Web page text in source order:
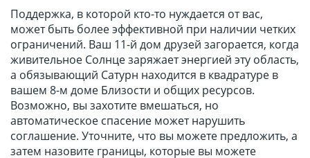
Поддержка, в которой кто-то нуждается от вас,
может быть более эффективной при наличии четких
ограничений. Ваш 11-й дом друзей загорается, когда
живительное Солнце заряжает энергией эту область,
а обязывающий Сатурн находится в квадратуре в
вашем 8-м доме Близости и общих ресурсов.
Возможно, вы захотите вмешаться, но
автоматическое спасение может нарушить
соглашение. Уточните, что вы можете предложить, а
затем назовите границы, которые вы можете